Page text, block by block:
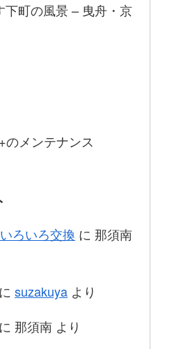
下町の風景 – 曳舟・京
のメンテナンス
ろいろ交換 に 那須南
に suzakuya より
に 那須南 より